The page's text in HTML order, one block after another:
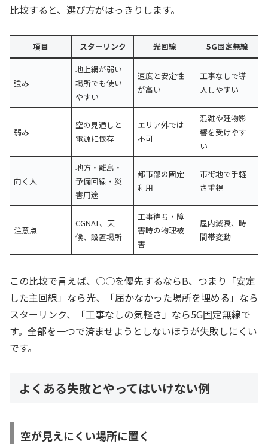
比較すると、選び方がはっきりします。
項目 スターリンク 光回線 5G固定無線
強み
地上網が弱い
場所でも使い
やすい
速度と安定性
が高い
工事なしで導
入しやすい
弱み
空の見通しと
電源に依存
エリア外では
不可
混雑や建物影
響を受けやす
い
向く人
地方・離島・
予備回線・災
害用途
都市部の固定
利用
市街地で手軽
さ重視
注意点
CGNAT、天
候、設置場所
工事待ち・障
害時の物理被
害
屋内減衰、時
間帯変動
この比較で言えば、○○を優先するならB、つまり「安定
した主回線」なら光、「届かなかった場所を埋める」なら
スターリンク、「工事なしの気軽さ」なら5G固定無線で
す。全部を一つで済ませようとしないほうが失敗しにくい
です。
よくある失敗とやってはいけない例
空が見えにくい場所に置く